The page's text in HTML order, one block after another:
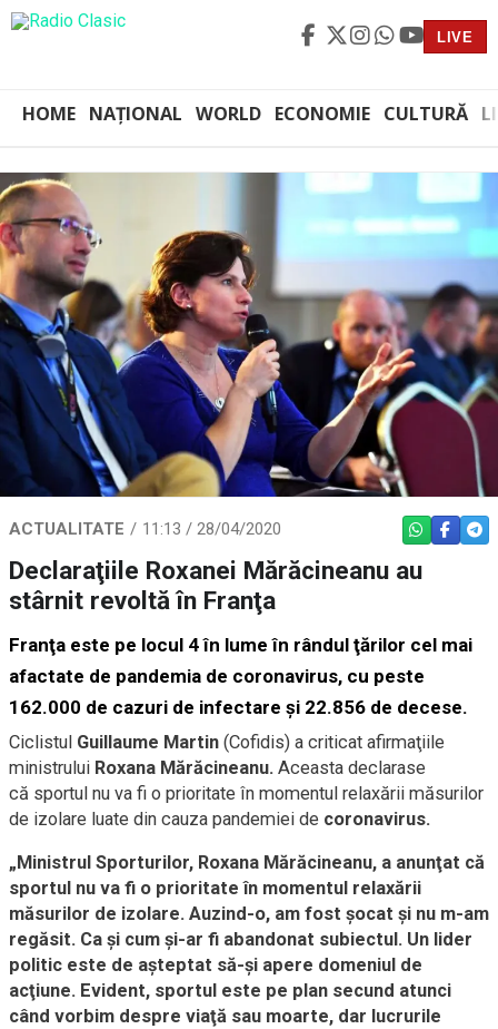
LIVE
HOME NAȚIONAL WORLD ECONOMIE CULTURĂ
ACTUALITATE 11:13 / 28/04/2020 WHATSAPP
Declaraţiile Roxanei Mărăcineanu au
stârnit revoltă în Franţa
Franţa este pe locul 4 în lume în rândul ţărilor cel mai
afactate de pandemia de coronavirus, cu peste
162.000 de cazuri de infectare şi 22.856 de decese.
Ciclistul Guillaume Martin (Cofidis) a criticat afirmaţiile
ministrului Roxana Mărăcineanu. Aceasta declarase
că sportul nu va fi o prioritate în momentul relaxării măsurilor
de izolare luate din cauza pandemiei de coronavirus.
„Ministrul Sporturilor, Roxana Mărăcineanu, a anunţat că
sportul nu va fi o prioritate în momentul relaxării
măsurilor de izolare. Auzind-o, am fost şocat şi nu m-am
regăsit. Ca şi cum şi-ar fi abandonat subiectul. Un lider
politic este de aşteptat să-şi apere domeniul de
acţiune. Evident, sportul este pe plan secund atunci
când vorbim despre viaţă sau moarte, dar lucrurile